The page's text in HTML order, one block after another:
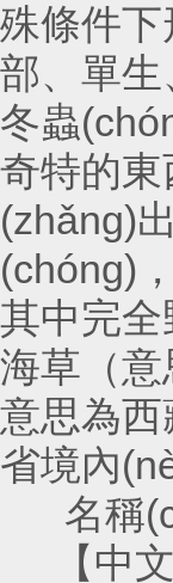
殊條件
部、單
冬蟲
奇特的東
(zhǎng)
其中完
海草（意
意思為
省境內(nèi)
名稱
【中文